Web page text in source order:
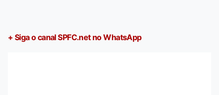
+ Siga o canal SPFC.net no WhatsApp